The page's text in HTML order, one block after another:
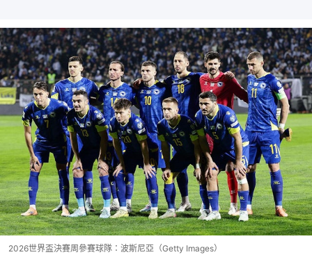
2026世界盃決賽周參賽球隊：波斯尼亞（Getty Images）